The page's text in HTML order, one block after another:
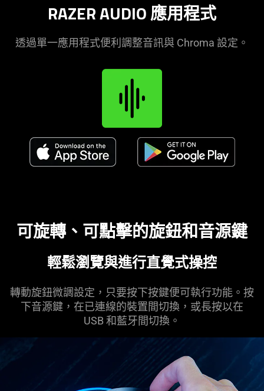
RAZER AUDIO 應用程式
透過單一應用程式便利調整音訊與 Chroma 設定。
可旋轉、可點擊的旋鈕和音源鍵
輕鬆瀏覽與進行直覺式操控
轉動旋鈕微調設定，只要按下按鍵便可執行功能。按
下音源鍵，在已連線的裝置間切換，或長按以在
USB 和藍牙間切換。